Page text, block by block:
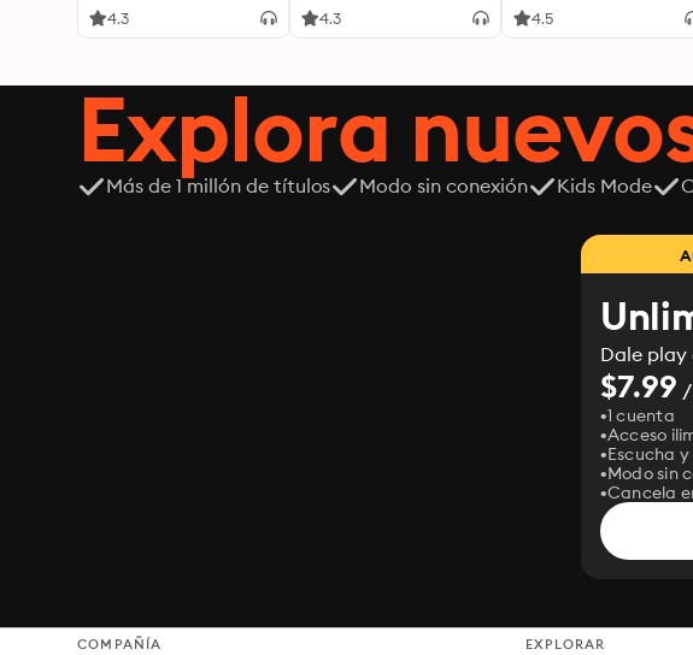
4.3 4.3 4.5
Explora
Más de 1 millón de títulos Modo sin conexión Kids Mode
Dale
$7.99 /
1 cuenta
Acceso
Escucha
Modo sin
Cancela
COMPAÑÍA EXPLORAR